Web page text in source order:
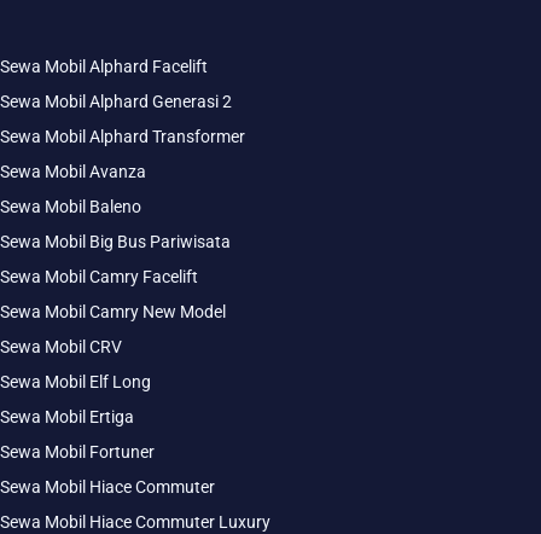
Sewa Mobil Alphard Facelift
Sewa Mobil Alphard Generasi 2
Sewa Mobil Alphard Transformer
Sewa Mobil Avanza
Sewa Mobil Baleno
Sewa Mobil Big Bus Pariwisata
Sewa Mobil Camry Facelift
Sewa Mobil Camry New Model
Sewa Mobil CRV
Sewa Mobil Elf Long
Sewa Mobil Ertiga
Sewa Mobil Fortuner
Sewa Mobil Hiace Commuter
Sewa Mobil Hiace Commuter Luxury